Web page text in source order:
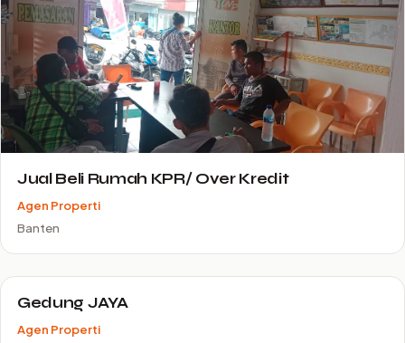
Jual Beli Rumah KPR/ Over Kredit
Agen Properti
Banten
Gedung JAYA
Agen Properti